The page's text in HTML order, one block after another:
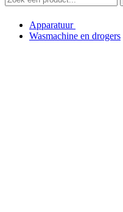
Apparatuur
Wasmachine en drogers